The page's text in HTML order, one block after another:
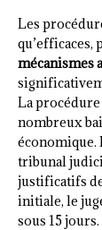
Les
qu’efficaces,
mécanismes
La procédure
nombreux
économique.
tribunal
justificatifs
initiale, le
sous 15